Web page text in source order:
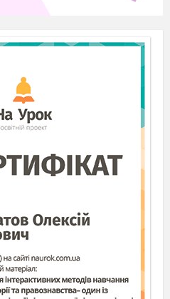
кисню методом
повітря:
3 – газовідвідна
штатив з лапкою.